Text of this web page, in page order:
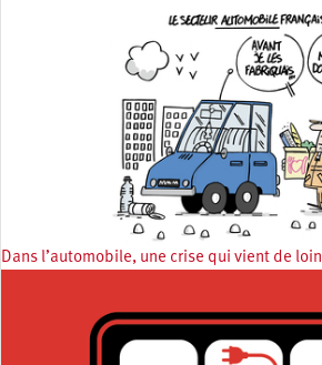
Dans l’automobile, une crise qui vient de loin